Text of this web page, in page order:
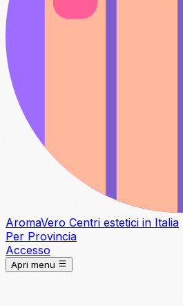
AromaVero Centri estetici in Italia
Per Provincia
Accesso
Apri menu